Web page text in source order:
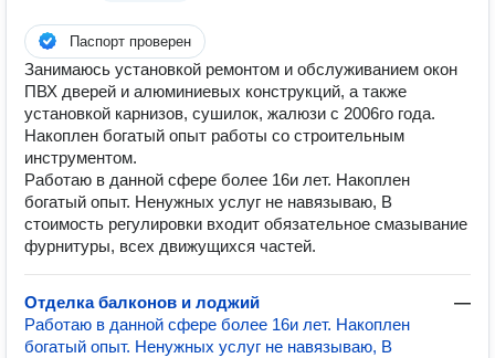
Паспорт проверен
Занимаюсь установкой ремонтом и обслуживанием окон
ПВХ дверей и алюминиевых конструкций, а также
установкой карнизов, сушилок, жалюзи с 2006го года.
Накоплен богатый опыт работы со строительным
инструментом.
Работаю в данной сфере более 16и лет. Накоплен
богатый опыт. Ненужных услуг не навязываю, В
стоимость регулировки входит обязательное смазывание
фурнитуры, всех движущихся частей.
Отделка балконов и лоджий
—
Работаю в данной сфере более 16и лет. Накоплен
богатый опыт. Ненужных услуг не навязываю, В